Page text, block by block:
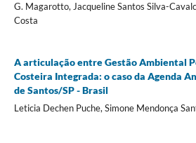
G. Magarotto, Jacqueline Santos Silva-
Costa
A articulação entre Gestão Ambiental
Costeira Integrada: o caso da Agenda
de Santos/SP - Brasil
Leticia Dechen Puche, Simone Mendonça